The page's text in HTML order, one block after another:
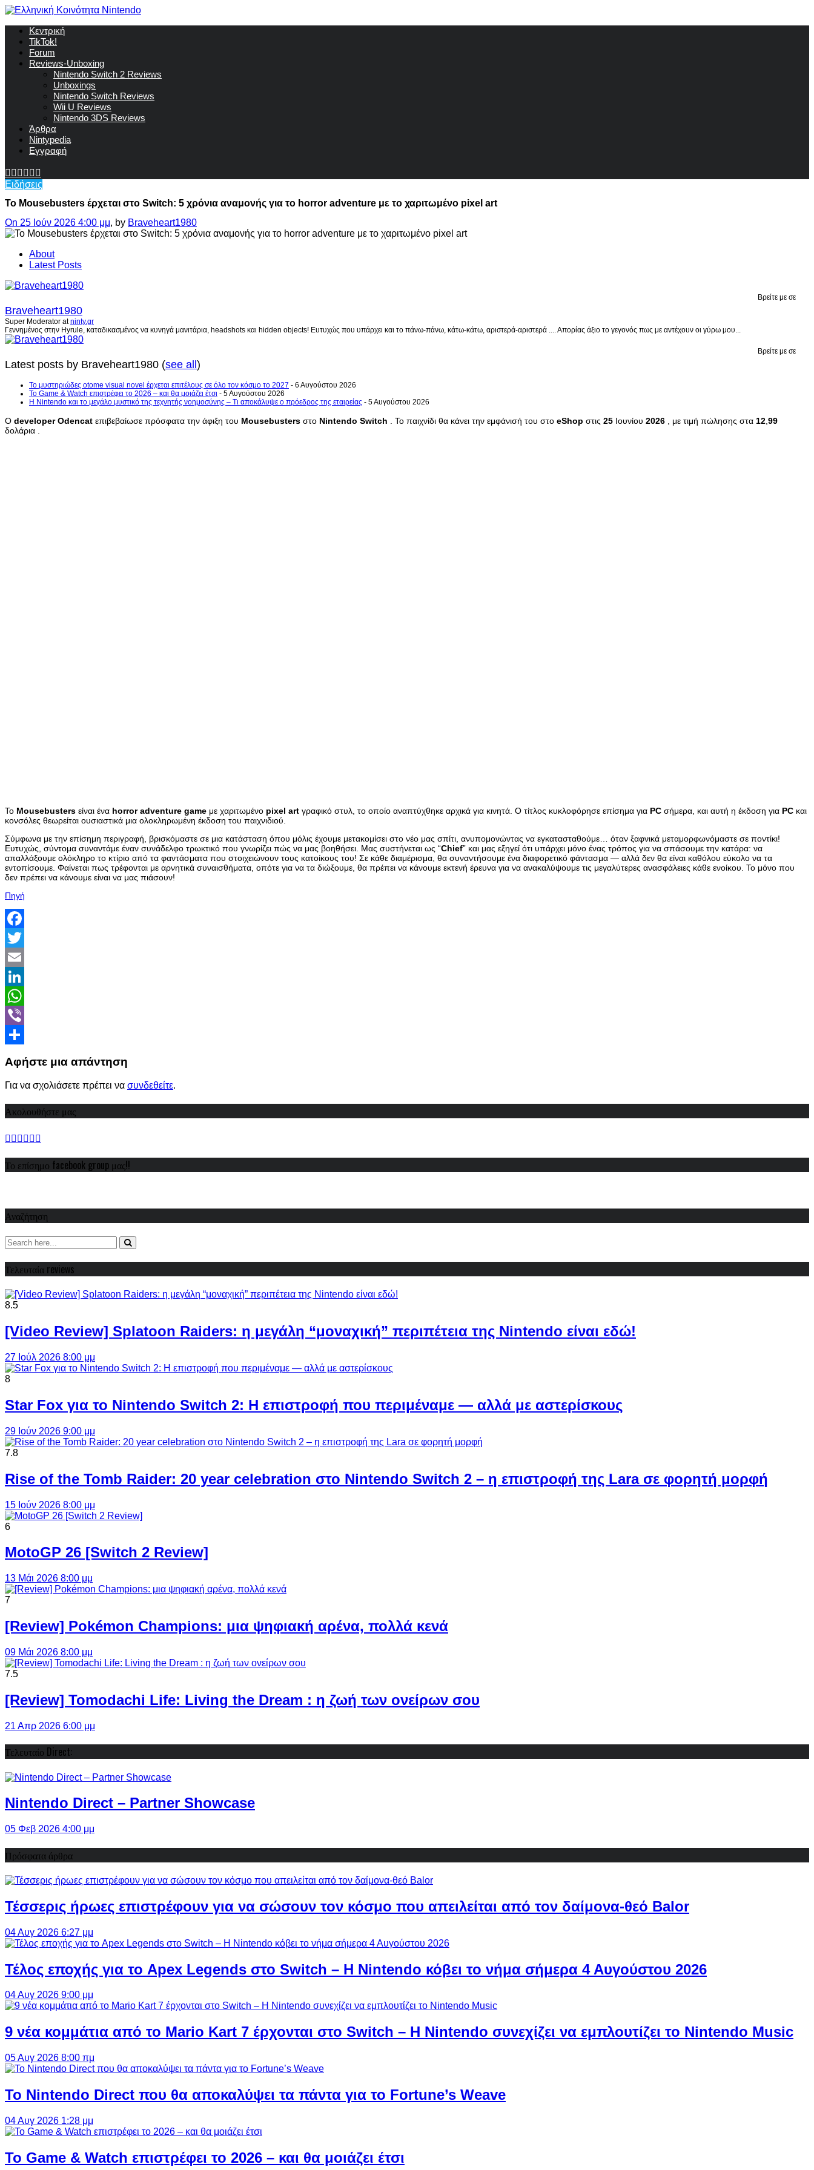
Κεντρική
TikTok!
Forum
Reviews-Unboxing
Nintendo Switch 2 Reviews
Unboxings
Nintendo Switch Reviews
Wii U Reviews
Nintendo 3DS Reviews
Άρθρα
Nintypedia
Εγγραφή
Ειδήσεις
Το Mousebusters έρχεται στο Switch: 5 χρόνια αναμονής για το horror adventure με το χαριτωμένο pixel art
On 25 Ιούν 2026 4:00 μμ, by Braveheart1980
About
Latest Posts
Βρείτε με σε
Braveheart1980
Super Moderator atninty.gr
Γεννημένος στην Hyrule, καταδικασμένος να κυνηγά μανιτάρια, headshots και hidden objects! Ευτυχώς που υπάρχει και το πάνω-πάνω, κάτω-κάτω, αριστερά-αριστερά .... Απορίας άξιο το γεγονός πως με αντέχουν οι γύρω μου...
Βρείτε με σε
Latest posts by Braveheart1980 (see all)
Το μυστηριώδες otome visual novel έρχεται επιτέλους σε όλο τον κόσμο το 2027 - 6 Αυγούστου 2026
Το Game & Watch επιστρέφει το 2026 – και θα μοιάζει έτσι - 5 Αυγούστου 2026
Η Nintendo και το μεγάλο μυστικό της τεχνητής νοημοσύνης – Τι αποκάλυψε ο πρόεδρος της εταιρείας - 5 Αυγούστου 2026
Ο developer Odencat επιβεβαίωσε πρόσφατα την άφιξη του Mousebusters στο Nintendo Switch . Το παιχνίδι θα κάνει την εμφάνισή του στο eShop στις 25 Ιουνίου 2026 , με τιμή πώλησης στα 12 99
δολάρια .
Το Mousebusters είναι ένα horror adventure game με χαριτωμένο pixel art γραφικό στυλ, το οποίο αναπτύχθηκε αρχικά για κινητά. Ο τίτλος κυκλοφόρησε επίσημα για PC σήμερα, και αυτή η έκδοση για PC και
κονσόλες θεωρείται ουσιαστικά μια ολοκληρωμένη έκδοση του παιχνιδιού.
Σύμφωνα με την επίσημη περιγραφή, βρισκόμαστε σε μια κατάσταση όπου μόλις έχουμε μετακομίσει στο νέο μας σπίτι, ανυπομονώντας να εγκατασταθούμε… όταν ξαφνικά μεταμορφωνόμαστε σε ποντίκι!
Ευτυχώς, σύντομα συναντάμε έναν συνάδελφο τρωκτικό που γνωρίζει πώς να μας βοηθήσει. Μας συστήνεται ως “Chief” και μας εξηγεί ότι υπάρχει μόνο ένας τρόπος για να σπάσουμε την κατάρα: να
απαλλάξουμε ολόκληρο το κτίριο από τα φαντάσματα που στοιχειώνουν τους κατοίκους του! Σε κάθε διαμέρισμα, θα συναντήσουμε ένα διαφορετικό φάντασμα — αλλά δεν θα είναι καθόλου εύκολο να τα
εντοπίσουμε. Φαίνεται πως τρέφονται με αρνητικά συναισθήματα, οπότε για να τα διώξουμε, θα πρέπει να κάνουμε εκτενή έρευνα για να ανακαλύψουμε τις μεγαλύτερες ανασφάλειες κάθε ενοίκου. Το μόνο που
δεν πρέπει να κάνουμε είναι να μας πιάσουν!
Πηγή
Facebook
Twitter
Email
LinkedIn
WhatsApp
Viber
Αφήστε μια απάντηση
Για να σχολιάσετε πρέπει να συνδεθείτε.
Ακολουθήστε μας
Το επίσημο facebook group μας!!
Αναζήτηση
Τελευταία reviews
8.5
[Video Review] Splatoon Raiders: η μεγάλη “μοναχική” περιπέτεια της Nintendo είναι εδώ!
27 Ιούλ 2026 8:00 μμ
8
Star Fox για το Nintendo Switch 2: Η επιστροφή που περιμέναμε — αλλά με αστερίσκους
29 Ιούν 2026 9:00 μμ
7.8
Rise of the Tomb Raider: 20 year celebration στο Nintendo Switch 2 – η επιστροφή της Lara σε φορητή μορφή
15 Ιούν 2026 8:00 μμ
6
MotoGP 26 [Switch 2 Review]
13 Μάι 2026 8:00 μμ
7
[Review] Pokémon Champions: μια ψηφιακή αρένα, πολλά κενά
09 Μάι 2026 8:00 μμ
7.5
[Review] Tomodachi Life: Living the Dream : η ζωή των ονείρων σου
21 Απρ 2026 6:00 μμ
Τελευταίο Direct:
Nintendo Direct – Partner Showcase
05 Φεβ 2026 4:00 μμ
Πρόσφατα άρθρα
Τέσσερις ήρωες επιστρέφουν για να σώσουν τον κόσμο που απειλείται από τον δαίμονα-θεό Balor
04 Αυγ 2026 6:27 μμ
Τέλος εποχής για το Apex Legends στο Switch – Η Nintendo κόβει το νήμα σήμερα 4 Αυγούστου 2026
04 Αυγ 2026 9:00 μμ
9 νέα κομμάτια από το Mario Kart 7 έρχονται στο Switch – Η Nintendo συνεχίζει να εμπλουτίζει το Nintendo Music
05 Αυγ 2026 8:00 πμ
Το Nintendo Direct που θα αποκαλύψει τα πάντα για το Fortune’s Weave
04 Αυγ 2026 1:28 μμ
Το Game & Watch επιστρέφει το 2026 – και θα μοιάζει έτσι